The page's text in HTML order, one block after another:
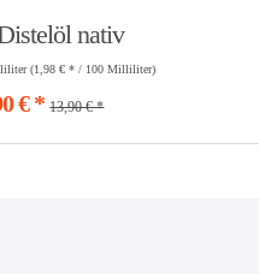
nativ
(1,98 € * / 100 Milliliter)
€ * 13,90 € *